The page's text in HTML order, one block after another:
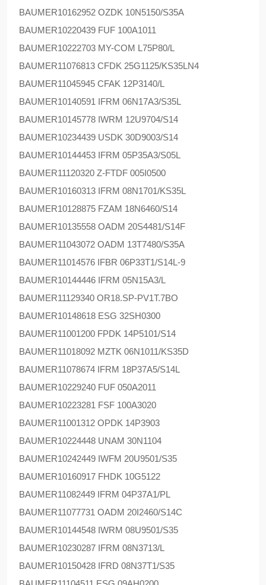
BAUMER10162952 OZDK 10N5150/S35A
BAUMER10220439 FUF 100A1011
BAUMER10222703 MY-COM L75P80/L
BAUMER11076813 CFDK 25G1125/KS35LN4
BAUMER11045945 CFAK 12P3140/L
BAUMER10140591 IFRM 06N17A3/S35L
BAUMER10145778 IWRM 12U9704/S14
BAUMER10234439 USDK 30D9003/S14
BAUMER10144453 IFRM 05P35A3/S05L
BAUMER11120320 Z-FTDF 005I0500
BAUMER10160313 IFRM 08N1701/KS35L
BAUMER10128875 FZAM 18N6460/S14
BAUMER10135558 OADM 20S4481/S14F
BAUMER11043072 OADM 13T7480/S35A
BAUMER11014576 IFBR 06P33T1/S14L-9
BAUMER10144446 IFRM 05N15A3/L
BAUMER11129340 OR18.SP-PV1T.7BO
BAUMER10148618 ESG 32SH0300
BAUMER11001200 FPDK 14P5101/S14
BAUMER11018092 MZTK 06N1011/KS35D
BAUMER11078674 IFRM 18P37A5/S14L
BAUMER10229240 FUF 050A2011
BAUMER10223281 FSF 100A3020
BAUMER11001312 OPDK 14P3903
BAUMER10224448 UNAM 30N1104
BAUMER10242449 IWFM 20U9501/S35
BAUMER10160917 FHDK 10G5122
BAUMER11082449 IFRM 04P37A1/PL
BAUMER11077731 OADM 20I2460/S14C
BAUMER10144548 IWRM 08U9501/S35
BAUMER10230287 IFRM 08N3713/L
BAUMER10150428 IFRD 08N37T1/S35